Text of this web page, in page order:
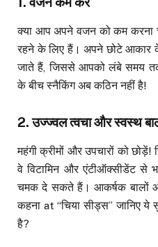
क्या आप अपने वजन को कम करना
रहने के लिए हैं। अपने छोटे आकार
जाते हैं, जिससे आपको लंबे समय
के बीच स्नैकिंग अब कठिन नहीं है!
2.उज्ज्वल त्वचा और स्वस्थ
महंगी क्रीमों और उपचारों को
वे विटामिन और एंटीऑक्सीडेंट से
चमक दे सकते हैं। आकर्षक बालों
कहना at “चिया सीड्स” जानिए
है?